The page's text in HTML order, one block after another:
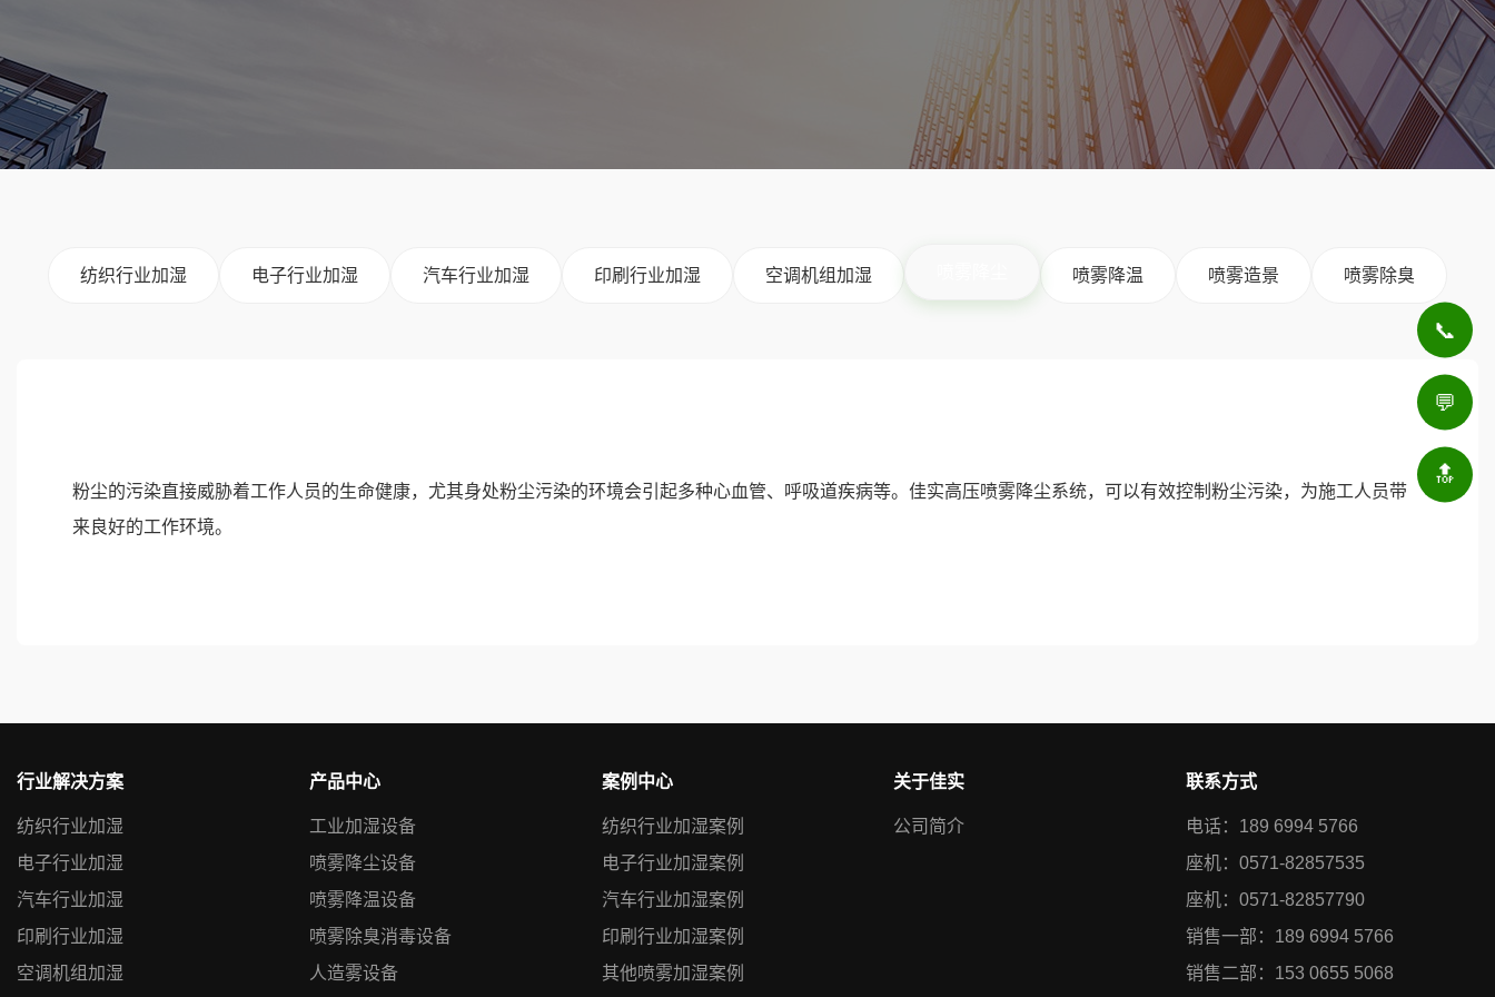
纺织行业加湿 电子行业加湿 汽车行业加湿 印刷行业加湿 空调机组加湿 喷雾降温 喷雾造景 喷雾除臭
粉尘的污染直接威胁着工作人员的生命健康，尤其身处粉尘污染的环境会引起多种心血管、呼吸道疾病等。佳实高压喷雾降尘系统，可以有效控制粉尘污染，为施工人员带
来良好的工作环境。
行业解决方案
纺织行业加湿
电子行业加湿
汽车行业加湿
印刷行业加湿
空调机组加湿
产品中心
工业加湿设备
喷雾降尘设备
喷雾降温设备
喷雾除臭消毒设备
人造雾设备
案例中心
纺织行业加湿案例
电子行业加湿案例
汽车行业加湿案例
印刷行业加湿案例
其他喷雾加湿案例
关于佳实
公司简介
联系方式
电话：189 6994 5766
座机：0571-82857535
座机：0571-82857790
销售一部：189 6994 5766
销售二部：153 0655 5068
📞
💬
🔝